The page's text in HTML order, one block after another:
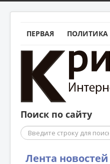
ПЕРВАЯ ПОЛИТИКА
Поиск по сайту
Поиск
Лента новостей